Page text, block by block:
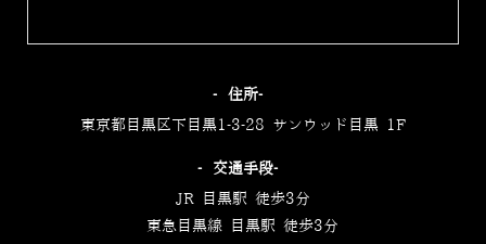
‐住所‐
東京都目黒区下目黒1-3-28 サンウッド目黒 1F
‐交通手段‐
JR 目黒駅 徒歩3分
東急目黒線 目黒駅 徒歩3分